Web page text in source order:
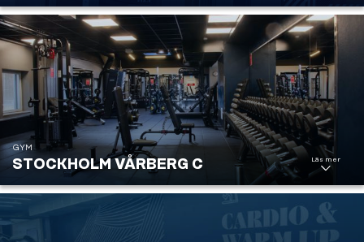
Tensta C
GYM
STOCKHOLM VÅRBERG C Läs mer
Stockholm
Vårberg C